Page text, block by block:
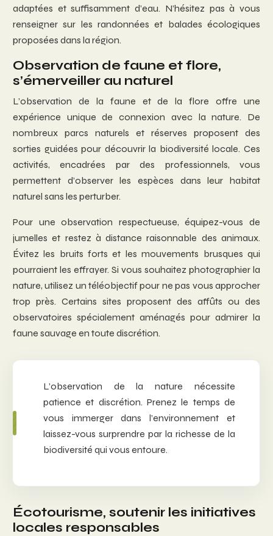
adaptées et suffisamment d’eau. N’hésitez pas à vous
renseigner sur les randonnées et balades écologiques
proposées dans la région.
Observation de faune et flore,
s’émerveiller au naturel
L’observation de la faune et de la flore offre une
expérience unique de connexion avec la nature. De
nombreux parcs naturels et réserves proposent des
sorties guidées pour découvrir la biodiversité locale. Ces
activités, encadrées par des professionnels, vous
permettent d’observer les espèces dans leur habitat
naturel sans les perturber.
Pour une observation respectueuse, équipez-vous de
jumelles et restez à distance raisonnable des animaux.
Évitez les bruits forts et les mouvements brusques qui
pourraient les effrayer. Si vous souhaitez photographier la
nature, utilisez un téléobjectif pour ne pas vous approcher
trop près. Certains sites proposent des affûts ou des
observatoires spécialement aménagés pour admirer la
faune sauvage en toute discrétion.
L’observation de la nature nécessite
patience et discrétion. Prenez le temps de
vous immerger dans l’environnement et
laissez-vous surprendre par la richesse de la
biodiversité qui vous entoure.
Écotourisme, soutenir les initiatives
locales responsables